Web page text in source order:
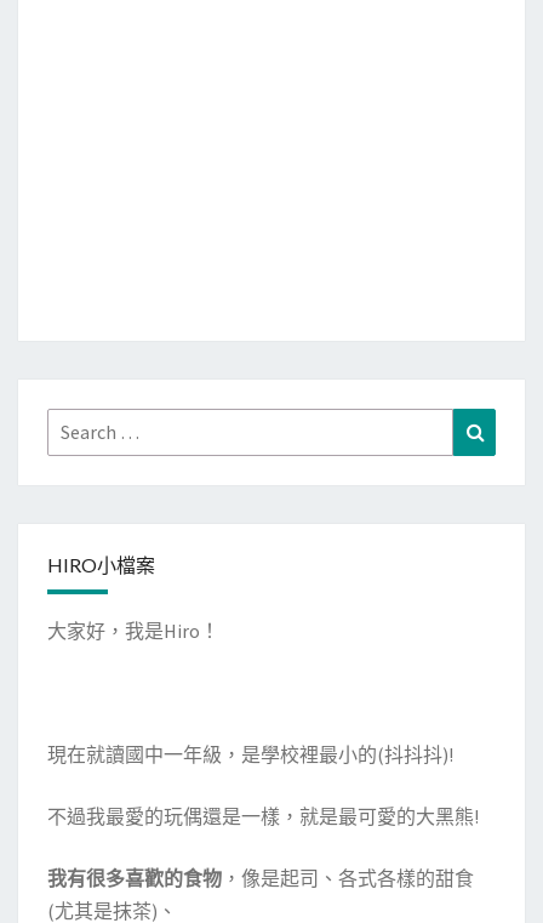
Search
for:
HIRO小檔案
大家好，我是Hiro！
現在就讀國中一年級，是學校裡最小的(抖抖抖)!
不過我最愛的玩偶還是一樣，就是最可愛的大黑熊!
我有很多喜歡的食物 ，像是起司、各式各樣的甜食
(尤其是抹茶)、